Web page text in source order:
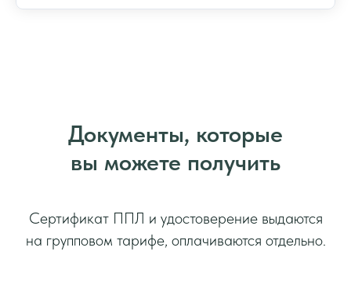
Документы, которые
вы можете получить
Сертификат ППЛ и удостоверение выдаются
на групповом тарифе, оплачиваются отдельно.